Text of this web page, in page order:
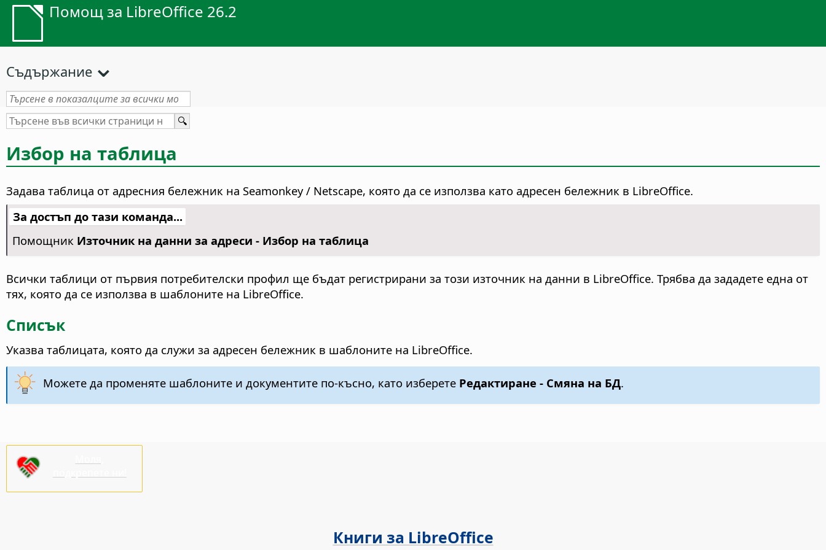
Помощ за LibreOffice 26.2
Съдържание
Избор на таблица
Задава таблица от адресния бележник на Seamonkey / Netscape, която да се използва като адресен бележник в LibreOffice.
За достъп до тази команда...
Помощник Източник на данни за адреси - Избор на таблица
Всички таблици от първия потребителски профил ще бъдат регистрирани за този източник на данни в LibreOffice. Трябва да зададете една от
тях, която да се използва в шаблоните на LibreOffice.
Списък
Указва таблицата, която да служи за адресен бележник в шаблоните на LibreOffice.
Можете да променяте шаблоните и документите по-късно, като изберете Редактиране - Смяна на БД.
Книги за LibreOffice